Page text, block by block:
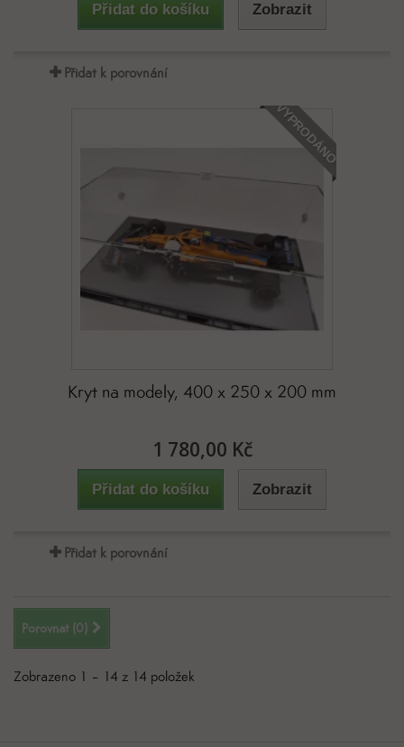
Přidat do košíku Zobrazit
Přidat k porovnání
VYPRODÁNO
Kryt na modely, 400 x 250 x 200 mm
1 780,00 Kč
Přidat do košíku Zobrazit
Přidat k porovnání
Porovnat (0)
Zobrazeno 1 – 14 z 14 položek